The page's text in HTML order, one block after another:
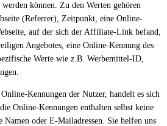
können. Zu den Werten gehören
(Referrer), Zeitpunkt, eine Online-
auf der sich der Affiliate-Link befand,
Angebotes, eine Online-Kennung des
Werte wie z.B. Werbemittel-ID,
Kennungen der Nutzer, handelt es sich
Online-Kennungen enthalten selbst keine
Namen oder E-Mailadressen. Sie helfen uns